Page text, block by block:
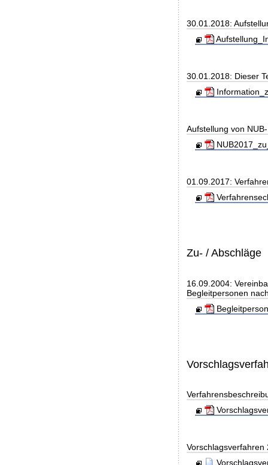
30.01.2018:
30.01.2018: Dieser
Aufstellung von
01.09.2017:
Zu- / Abschläge
16.09.2004:
Begleitpersonen